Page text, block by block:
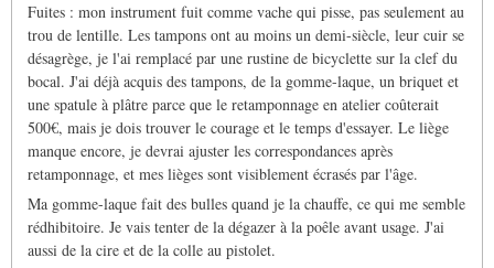
Fuites : mon instrument fuit comme vache qui pisse, pas seulement au
trou de lentille. Les tampons ont au moins un demi-siècle, leur cuir se
désagrège, je l'ai remplacé par une rustine de bicyclette sur la clef du
bocal. J'ai déjà acquis des tampons, de la gomme-laque, un briquet et
une spatule à plâtre parce que le retamponnage en atelier coûterait
500€, mais je dois trouver le courage et le temps d'essayer. Le liège
manque encore, je devrai ajuster les correspondances après
retamponnage, et mes lièges sont visiblement écrasés par l'âge.
Ma gomme-laque fait des bulles quand je la chauffe, ce qui me semble
rédhibitoire. Je vais tenter de la dégazer à la poêle avant usage. J'ai
aussi de la cire et de la colle au pistolet.